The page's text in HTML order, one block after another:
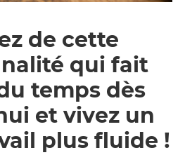
de cette
qui fait
temps dès
et vivez un
plus fluide !